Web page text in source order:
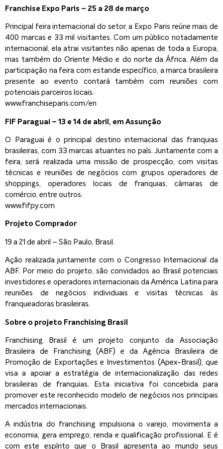
Franchise Expo Paris – 25 a 28 de março
Principal feira internacional do setor, a Expo Paris reúne mais de
400 marcas e 33 mil visitantes. Com um público notadamente
internacional, ela atrai visitantes não apenas de toda a Europa,
mas também do Oriente Médio e do norte da África. Além da
participação na feira com estande específico, a marca brasileira
presente ao evento contará também com reuniões com
potenciais parceiros locais.
www.franchiseparis.com/en
FIF Paraguai – 13 e 14 de abril, em Assunção
O Paraguai é o principal destino internacional das franquias
brasileiras, com 33 marcas atuantes no país. Juntamente com a
feira, será realizada uma missão de prospecção, com visitas
técnicas e reuniões de negócios com grupos operadores de
shoppings, operadores locais de franquias, câmaras de
comércio, entre outros.
www.fifpy.com
Projeto Comprador
19 a 21 de abril – São Paulo, Brasil.
Ação realizada juntamente com o Congresso Internacional da
ABF. Por meio do projeto, são convidados ao Brasil potenciais
investidores e operadores internacionais da América Latina para
reuniões de negócios individuais e visitas técnicas às
franqueadoras brasileiras.
Sobre o projeto Franchising Brasil
Franchising Brasil é um projeto conjunto da Associação
Brasileira de Franchising (ABF) e da Agência Brasileira de
Promoção de Exportações e Investimentos (Apex-Brasil), que
visa a apoiar a estratégia de internacionalização das redes
brasileiras de franquias. Esta iniciativa foi concebida para
promover este reconhecido modelo de negócios nos principais
mercados internacionais.
A indústria do franchising impulsiona o varejo, movimenta a
economia, gera emprego, renda e qualificação profissional. E é
com este espírito que o Brasil apresenta ao mundo seus